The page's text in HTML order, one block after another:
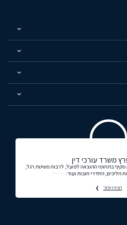
משרד עורכי דין
בתחומי ההוצאה לפועל, לרבות פשיטת רגל,
הליכים, הסדרי חובות ועוד.
תכירו יותר